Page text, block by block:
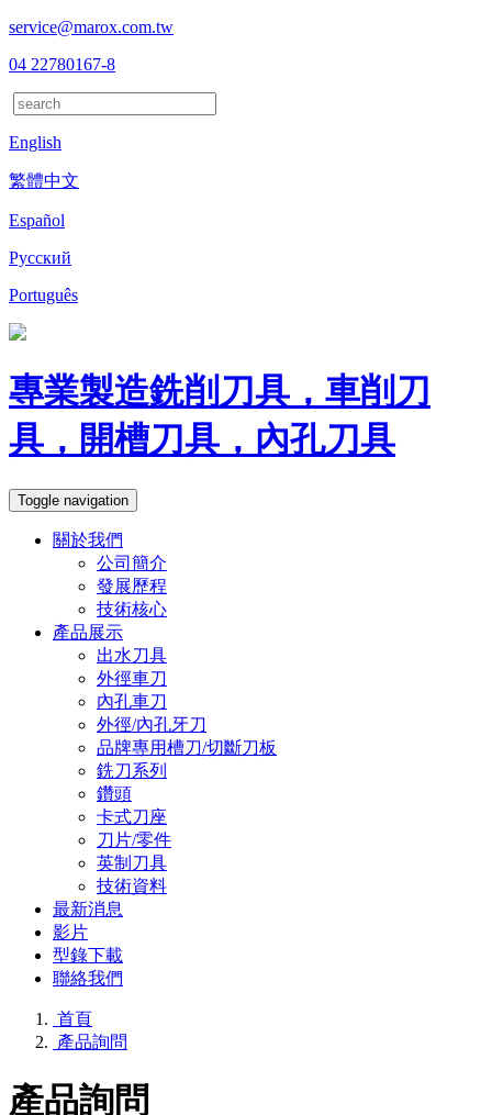
service@marox.com.tw
04 22780167-8
English
繁體中文
Español
Русский
Português
專業製造銑削刀具，車削刀
具，開槽刀具，內孔刀具
Toggle navigation
關於我們
公司簡介
發展歷程
技術核心
產品展示
出水刀具
外徑車刀
內孔車刀
外徑/內孔牙刀
品牌專用槽刀/切斷刀板
銑刀系列
鑽頭
卡式刀座
刀片/零件
英制刀具
技術資料
最新消息
影片
型錄下載
聯絡我們
首頁
產品詢問
產品詢問